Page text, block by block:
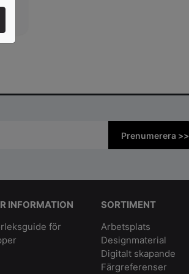
Prenumerera >>
INFORMATION
för
SORTIMENT
Arbetsplats
Designmaterial
Digitalt skapande
Färgreferenser